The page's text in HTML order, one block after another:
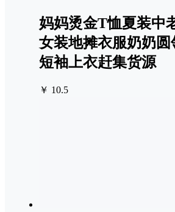
妈妈烫金T恤夏装中
女装地摊衣服奶奶圆
短袖上衣赶集货源
￥ 10.5